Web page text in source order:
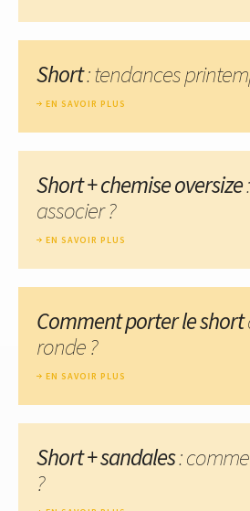
Short: tendances
EN SAVOIR PLUS
Short + chemise oversize
associer ?
EN SAVOIR PLUS
Comment porter le short
ronde ?
EN SAVOIR PLUS
Short + sandales:
?